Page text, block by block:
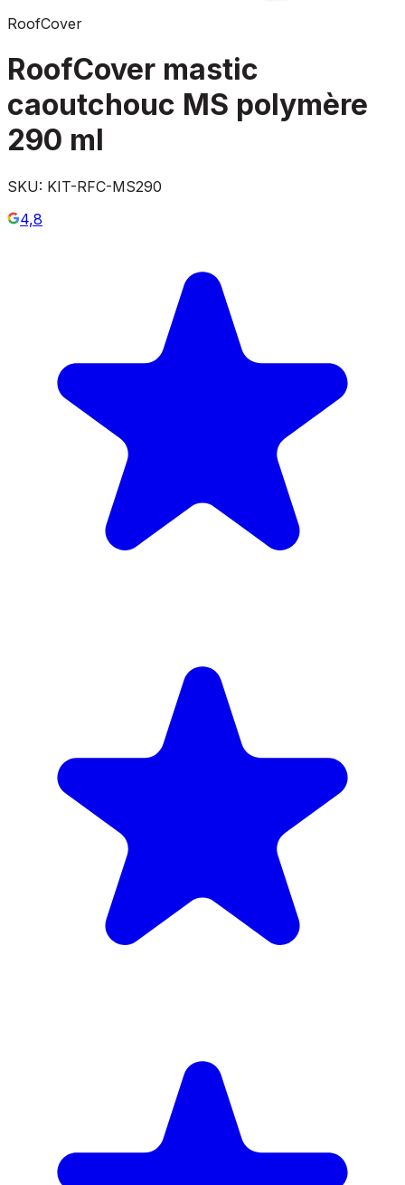
RoofCover
RoofCover mastic
caoutchouc MS polymère
290 ml
SKU: KIT-RFC-MS290
4,8